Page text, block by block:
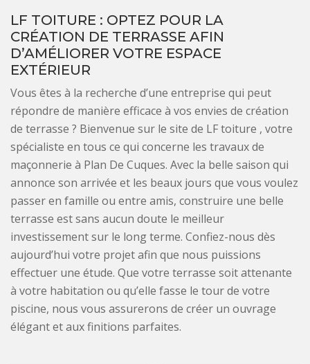
LF TOITURE : OPTEZ POUR LA
CRÉATION DE TERRASSE AFIN
D’AMÉLIORER VOTRE ESPACE
EXTÉRIEUR
Vous êtes à la recherche d’une entreprise qui peut
répondre de manière efficace à vos envies de création
de terrasse ? Bienvenue sur le site de LF toiture , votre
spécialiste en tous ce qui concerne les travaux de
maçonnerie à Plan De Cuques. Avec la belle saison qui
annonce son arrivée et les beaux jours que vous voulez
passer en famille ou entre amis, construire une belle
terrasse est sans aucun doute le meilleur
investissement sur le long terme. Confiez-nous dès
aujourd’hui votre projet afin que nous puissions
effectuer une étude. Que votre terrasse soit attenante
à votre habitation ou qu’elle fasse le tour de votre
piscine, nous vous assurerons de créer un ouvrage
élégant et aux finitions parfaites.